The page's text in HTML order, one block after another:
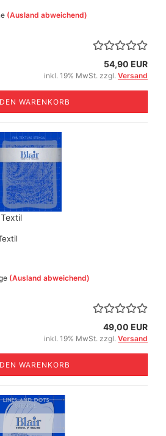
(Ausland abweichend)
54,90 EUR
inkl. 19% MwSt. zzgl. Versand
WARENKORB
(Ausland abweichend)
49,00 EUR
inkl. 19% MwSt. zzgl. Versand
WARENKORB